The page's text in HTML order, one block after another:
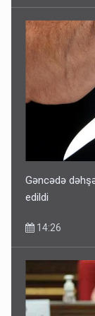
Gəncədə
edildi
14:26